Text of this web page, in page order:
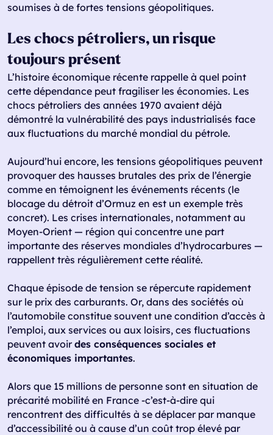
soumises à de fortes tensions géopolitiques.
Les chocs pétroliers, un risque
toujours présent
L’histoire économique récente rappelle à quel point
cette dépendance peut fragiliser les économies. Les
chocs pétroliers des années 1970 avaient déjà
démontré la vulnérabilité des pays industrialisés face
aux fluctuations du marché mondial du pétrole.
Aujourd’hui encore, les tensions géopolitiques peuvent
provoquer des hausses brutales des prix de l’énergie
comme en témoignent les événements récents (le
blocage du détroit d’Ormuz en est un exemple très
concret). Les crises internationales, notamment au
Moyen-Orient — région qui concentre une part
importante des réserves mondiales d’hydrocarbures —
rappellent très régulièrement cette réalité.
Chaque épisode de tension se répercute rapidement
sur le prix des carburants. Or, dans des sociétés où
l’automobile constitue souvent une condition d’accès à
l’emploi, aux services ou aux loisirs, ces fluctuations
peuvent avoirdes conséquences sociales et
économiques importantes.
Alors que 15 millions de personne sont en situation de
précarité mobilité en France -c’est-à-dire qui
rencontrent des difficultés à se déplacer par manque
d’accessibilité ou à cause d’un coût trop élevé par